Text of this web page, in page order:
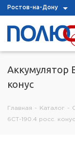
Ростов-на-Дону
Аккумулятор
конус
Главная - Каталог -
6СТ-190.4 росс. конус